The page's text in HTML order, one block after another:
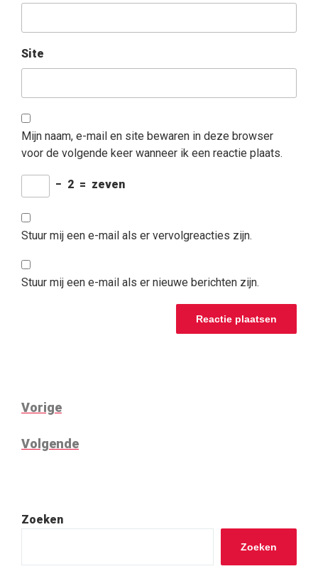
Site
Mijn naam, e-mail en site bewaren in deze browser
voor de volgende keer wanneer ik een reactie plaats.
− 2 = zeven
Stuur mij een e-mail als er vervolgreacties zijn.
Stuur mij een e-mail als er nieuwe berichten zijn.
BERICHTNAVIGATIE
Vorig
Vorige
Volgend
Volgende
Zoeken
Zoeken